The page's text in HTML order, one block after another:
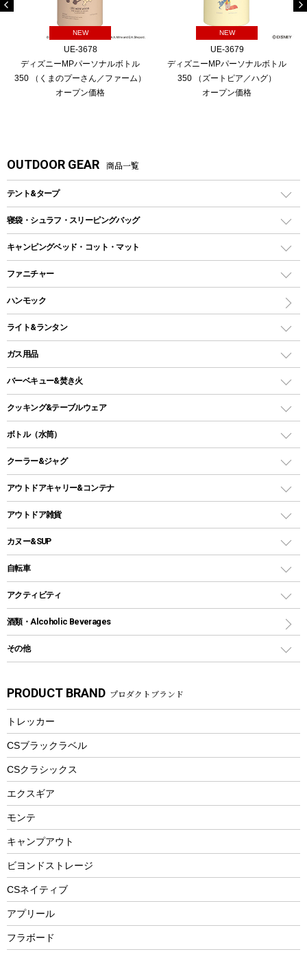
NEW
UE-3678
ディズニーMPパーソナルボトル
350 （くまのプーさん／ファーム）
オープン価格
NEW
UE-3679
ディズニーMPパーソナルボトル
350 （ズートピア／ハグ）
オープン価格
OUTDOOR GEAR 商品一覧
テント&タープ
テント
ツールームテント
ワンポールテント
シェルターテント
ロッジ型・オリジナルテント
タープ
スクエアタープ（レクタタープ）
メッシュタープ
自立式タープ
パラソル
テントアクセサリー
ペグ
グランドシート
ガイドロープ
ツール
寝袋・シュラフ・スリーピングバッグ
レクタングラー型（封筒型）シュラフ
インナーシュラフ
キャンピングベッド・コット・マット
キャンピングベッド・コット
インフレータブルマット
ファニチャー
アウトドアテーブル
レジャーシート
ハンモック
ライト&ランタン
LEDランタン
ガスランタン
オイルランタン
LEDライト
ヘッドライト
キャンドル
ガス用品
ガスバーナー
ガス缶
ガストーチ、ライター
バーベキュー&焚き火
バーベキューコンロ、グリル
焚き火台タイプ（ロースタイル）グリル
卓上タイプグリル
パーティータイプグリル
鉄板、アミ
焚き火台&ストーブ
火起こし
バーベキューツール
クッキング&テーブルウェア
ダッチオーブン
ホットサンドメーカー
クッカーセット
シェラカップ
クッキングツール
ナイフ
カトラリー
マグカップ、カップ
ステンレスボトル
フードボトル
トレー
ランチョンマット
ランチボックス
ボトル（水筒）
ステンレスボトル
コップ付きタイプ
ワンタッチタイプ
プラスチックボトル
ディズニーボトル
クーラー&ジャグ
クーラーボックス
クーラーバッグ
ウォータージャグ
保冷剤
アウトドアキャリー&コンテナ
アウトドアキャリー
アウトドア雑貨
バックパック&バッグ
リュック、バックパック
トートバッグ、サコッシュ
ショッピングキャリー
その他アウトドア雑貨
スプレー関係
ツール、他
カヌー&SUP
インフレータブル
カヤック
パドル
ヘルメット
エアーポンプ
アクセサリー
自転車
折りたたみ自転車
スポーツサイクル
シティサイクル
自転車ウェア
アクティビティ
マリン
ラッシュガード
パラソル
フローティングベスト
ヘルメット
エアーポンプ
ビーチテント
ウィンター
スノーシュー
防寒ウェア
トレッキング
トレッキングアクセサリー
酒類・Alcoholic Beverages
その他
湯たんぽ
防災用品
PRODUCT BRAND プロダクトブランド
トレッカー
CSブラックラベル
CSクラシックス
エクスギア
モンテ
キャンプアウト
ビヨンドストレージ
CSネイティブ
アプリール
フラボード